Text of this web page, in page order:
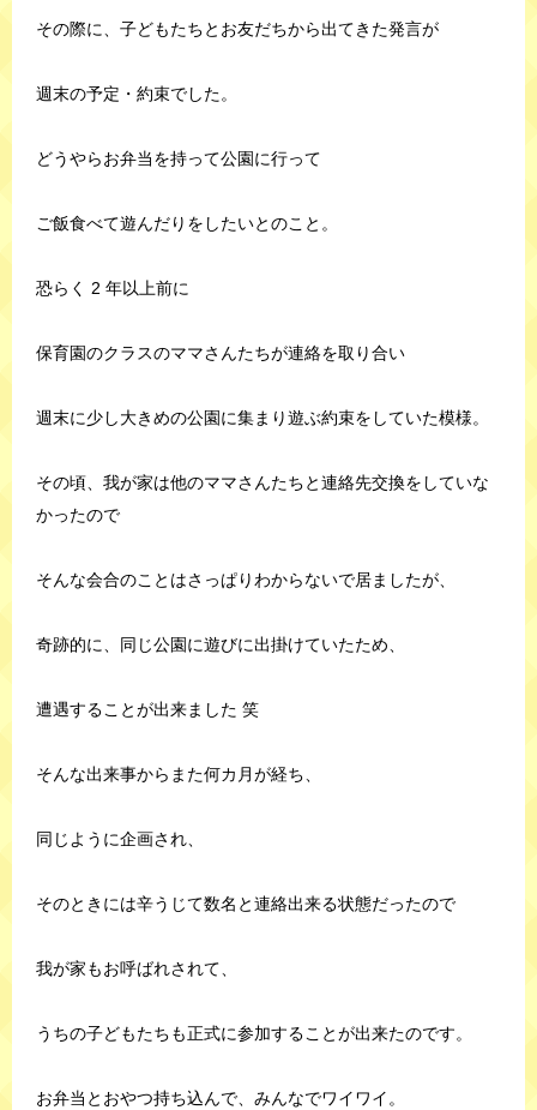
その際に、子どもたちとお友だちから出てきた発言が
週末の予定・約束でした。
どうやらお弁当を持って公園に行って
ご飯食べて遊んだりをしたいとのこと。
恐らく 2 年以上前に
保育園のクラスのママさんたちが連絡を取り合い
週末に少し大きめの公園に集まり遊ぶ約束をしていた模様。
その頃、我が家は他のママさんたちと連絡先交換をしていな
かったので
そんな会合のことはさっぱりわからないで居ましたが、
奇跡的に、同じ公園に遊びに出掛けていたため、
遭遇することが出来ました 笑
そんな出来事からまた何カ月が経ち、
同じように企画され、
そのときには辛うじて数名と連絡出来る状態だったので
我が家もお呼ばれされて、
うちの子どもたちも正式に参加することが出来たのです。
お弁当とおやつ持ち込んで、みんなでワイワイ。